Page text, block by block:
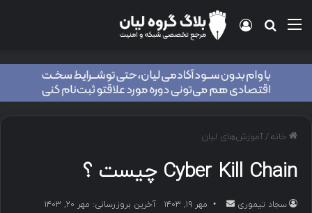
منو جستجو برای
ورود
خانه/آموزش‌های لیان
Cyber Kill Chain چیست ؟
سجاد تیموری مهر ۱۹, ۱۴۰۳
آخرین بروزرسانی: مهر ۲۰, ۱۴۰۳